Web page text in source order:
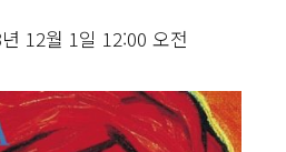
12월 1일 12:00 오전